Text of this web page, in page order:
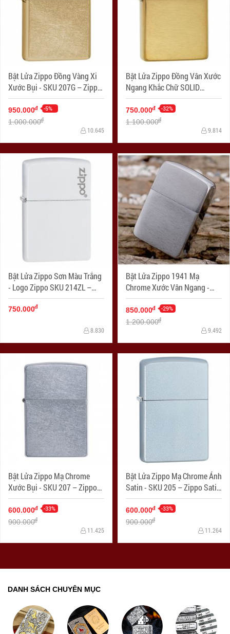
Bật Lửa Zippo Đồng Vàng Xi
Xước Bụi - SKU 207G – Zippo
Gold Dust
950.000đ -5%
1.000.000đ
10.645
Bật Lửa Zippo Đồng Vân Xước
Ngang Khắc Chữ SOLID
BRASS - SKU 204 – Zippo
Brushed Brass Engraved
750.000đ -32%
1.100.000đ
9.814
Bật Lửa Zippo Sơn Màu Trắng
- Logo Zippo SKU 214ZL –
Zippo White Matte With Logo
750.000đ
8.830
Bật Lửa Zippo 1941 Mạ
Chrome Xước Vân Ngang -
SKU 1941 – Zippo Replica
1941 Brushed Chrome
850.000đ -29%
1.200.000đ
9.492
Bật Lửa Zippo Mạ Chrome
Xước Bụi - SKU 207 – Zippo
Street Chrome
600.000đ -33%
900.000đ
11.425
Bật Lửa Zippo Mạ Chrome Ánh
Satin - SKU 205 – Zippo Satin
Chrome
600.000đ -33%
900.000đ
11.264
DANH SÁCH CHUYÊN MỤC